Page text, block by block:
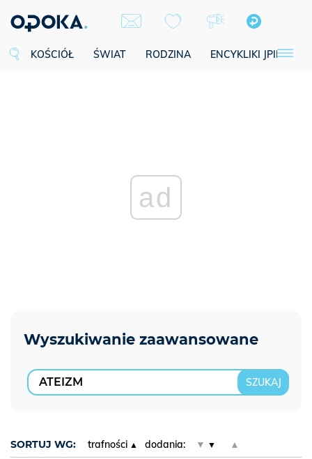
KOŚCIÓŁ ŚWIAT RODZINA ENCYKLIKI JPII
ad
SORTUJ WG: trafności dodania: ▼ ▲